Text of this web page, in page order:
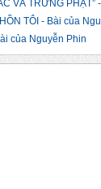
VÀ TRỪNG
TÔI - Bài của
của Nguyễn Phin